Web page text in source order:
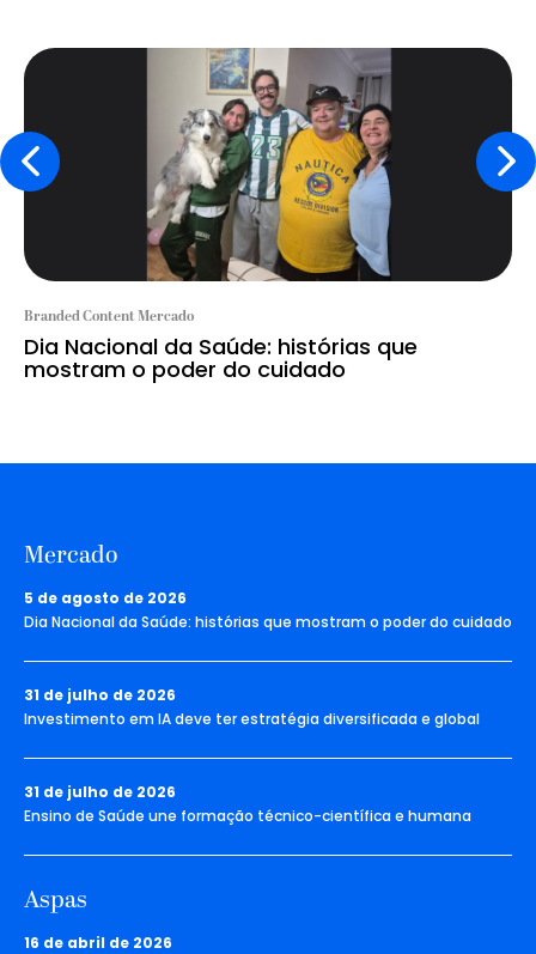
Branded Content Mercado
Dia Nacional da Saúde: histórias que
mostram o poder do cuidado
Mercado
5 de agosto de 2026
Dia Nacional da Saúde: histórias que mostram o poder do cuidado
31 de julho de 2026
Investimento em IA deve ter estratégia diversificada e global
31 de julho de 2026
Ensino de Saúde une formação técnico-científica e humana
Aspas
16 de abril de 2026